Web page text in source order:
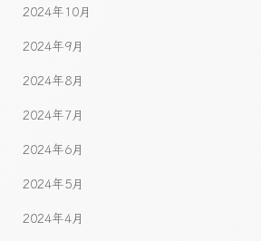
2024年10月
2024年9月
2024年8月
2024年7月
2024年6月
2024年5月
2024年4月